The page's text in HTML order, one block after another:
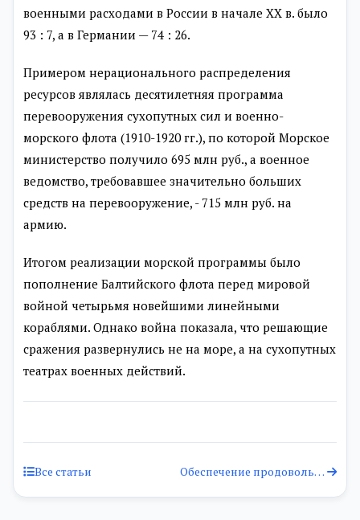
военными расходами в России в начале XX в. было
93 : 7, а в Германии — 74 : 26.
Примером нерационального распределения
ресурсов являлась десятилетняя программа
перевооружения сухопутных сил и военно-
морского флота (1910-1920 гг.), по которой Морское
министерство получило 695 млн руб., а военное
ведомство, требовавшее значительно больших
средств на перевооружение, - 715 млн руб. на
армию.
Итогом реализации морской программы было
пополнение Балтийского флота перед мировой
войной четырьмя новейшими линейными
кораблями. Однако война показала, что решающие
сражения развернулись не на море, а на сухопутных
театрах военных действий.
Все статьи Обеспечение продовольствием при вводе Советских войск на ...